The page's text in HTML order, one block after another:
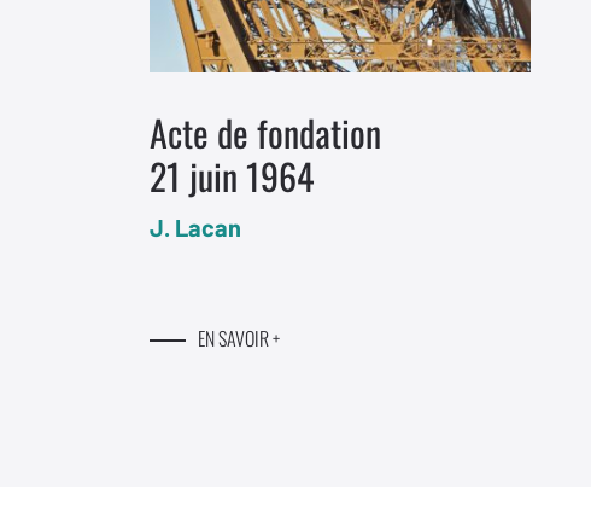
Acte de fondation
21 juin 1964
J. Lacan
EN SAVOIR +